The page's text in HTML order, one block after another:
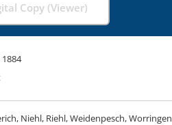
Copy (Viewer)
1884
Niehl, Riehl, Weidenpesch, Worringen